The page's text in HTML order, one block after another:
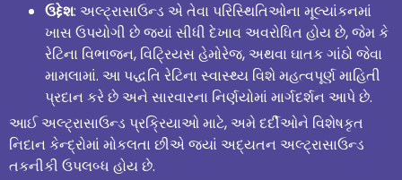
ઉદ્દેશ: અલ્ટ્રાસાઉન્ડ એ તેવા પરિસ્થિતિઓના મૂલ્યાંકનમાં
ખાસ ઉપયોગી છે જ્યાં સીધી દેખાવ અવરોધિત હોય છે, જેમ કે
રેટિના વિભાજન, વિટ્રિયસ હેમોરેજ, અથવા ઘાતક ગાંઠો જેવા
મામલામાં. આ પદ્ધતિ રેટિના સ્વાસ્થ્ય વિશે મહત્વપૂર્ણ માહિતી
પ્રદાન કરે છે અને સારવારના નિર્ણયોમાં માર્ગદર્શન આપે છે.
આઈ અલ્ટ્રાસાઉન્ડ પ્રક્રિયાઓ માટે, અમે દર્દીઓને વિશેષકૃત
નિદાન કેન્દ્રોમાં મોકલતા છીએ જ્યાં અદ્યતન અલ્ટ્રાસાઉન્ડ
તકનીકી ઉપલબ્ધ હોય છે.